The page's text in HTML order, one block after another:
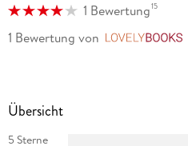
1 Bewertung15
1 Bewertung von
Übersicht
5 Sterne